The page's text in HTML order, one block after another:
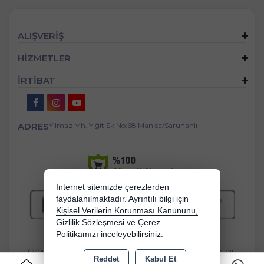
ALIŞVERİŞ
HİZMETLER
İRTİBAT
ADRESYılmaz Mh. Yiğit Sk No:68 Manisa/Saruhanlı
Copyright 2026 bebekbeziburada.com - Tüm hakları saklıdır.
Kredi kartı bilgileriniz 256bit SSL sertifikası ile korunmaktadır.
İnternet sitemizde çerezlerden
faydalanılmaktadır. Ayrıntılı bilgi için
Kişisel Verilerin Korunması Kanununu,
Gizlilik Sözleşmesi ve Çerez
Politikamızı inceleyebilirsiniz.
Reddet Kabul Et